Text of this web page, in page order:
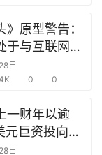
》原型警告：
于与互联网泡
科同样的“危
日
0 0
一财年以逾
巨资投向合
力巩固AI芯片
日